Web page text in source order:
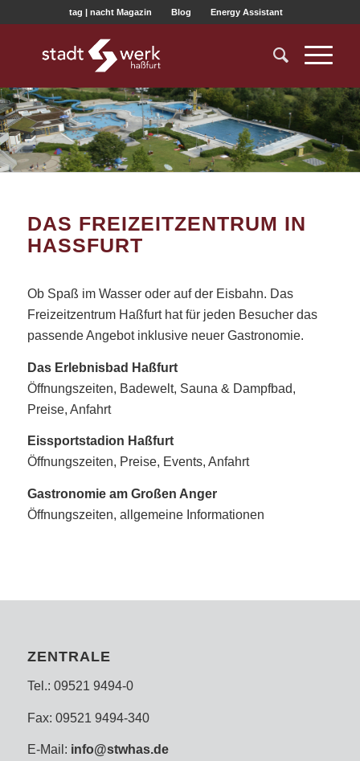
tag | nacht Magazin Blog Energy Assistant
DAS FREIZEITZENTRUM IN
HASSFURT
Ob Spaß im Wasser oder auf der Eisbahn. Das
Freizeitzentrum Haßfurt hat für jeden Besucher das
passende Angebot inklusive neuer Gastronomie.
Das Erlebnisbad Haßfurt
Öffnungszeiten, Badewelt, Sauna & Dampfbad,
Preise, Anfahrt
Eissportstadion Haßfurt
Öffnungszeiten, Preise, Events, Anfahrt
Gastronomie am Großen Anger
Öffnungszeiten, allgemeine Informationen
ZENTRALE
Tel.: 09521 9494-0
Fax: 09521 9494-340
E-Mail: info@stwhas.de